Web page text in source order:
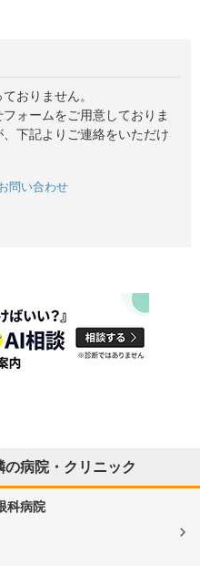
おりません。
ォームをご用意しておりま
下記よりご連絡をいただけ
問い合わせ
病院・クリニック
科病院